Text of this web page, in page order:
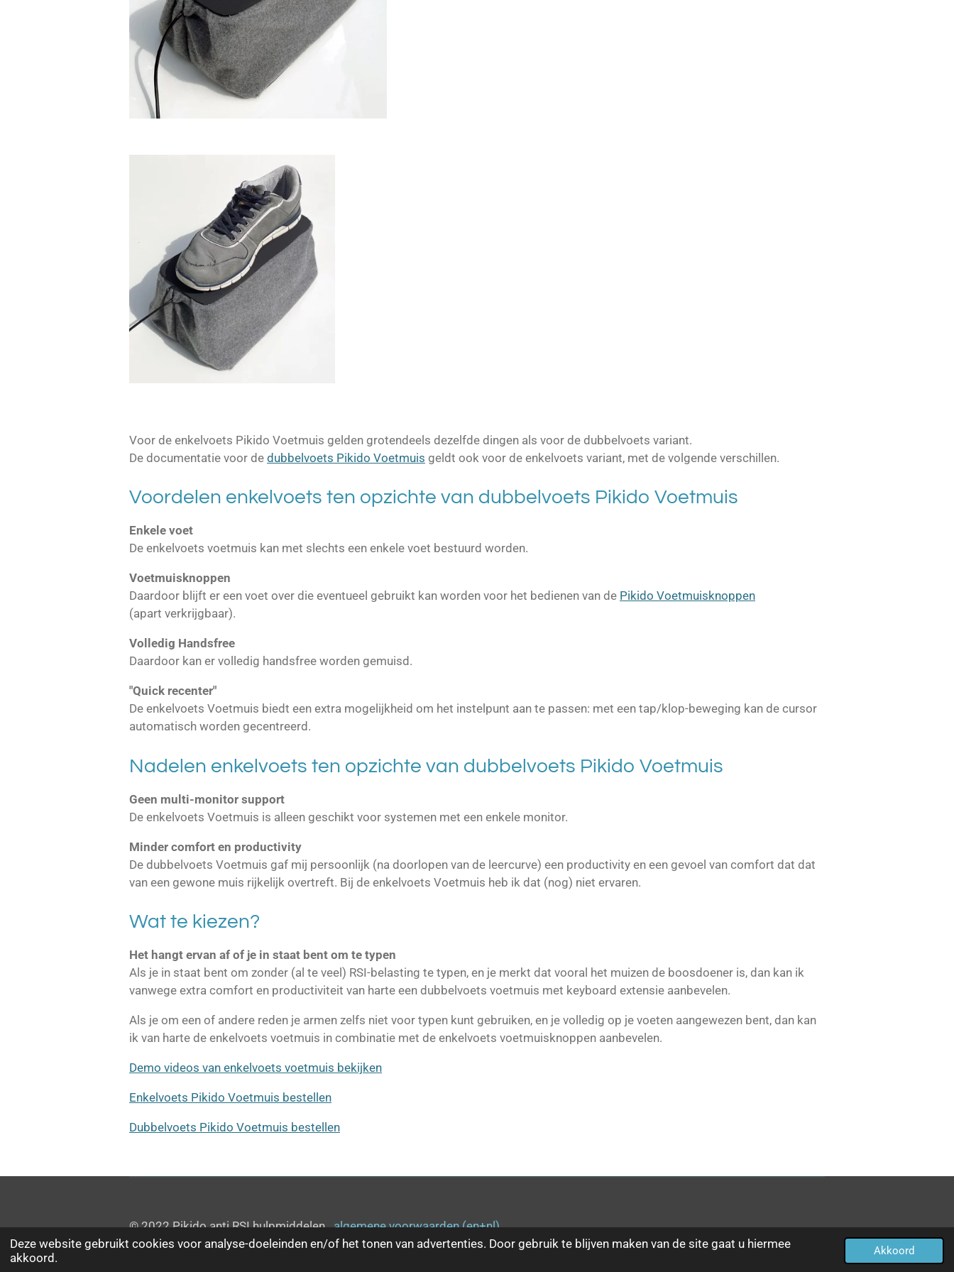
Deze website gebruikt cookies voor analyse-doeleinden en/of het tonen van advertenties. Door gebruik te blijven maken van de site gaat u hiermee
akkoord.
Akkoord
Voor de enkelvoets Pikido Voetmuis gelden grotendeels dezelfde dingen als voor de dubbelvoets variant.
De documentatie voor de dubbelvoets Pikido Voetmuis geldt ook voor de enkelvoets variant, met de volgende verschillen.
Voordelen enkelvoets ten opzichte van dubbelvoets Pikido Voetmuis
Enkele voet
De enkelvoets voetmuis kan met slechts een enkele voet bestuurd worden.
Voetmuisknoppen
Daardoor blijft er een voet over die eventueel gebruikt kan worden voor het bedienen van de Pikido Voetmuisknoppen
(apart verkrijgbaar).
Volledig Handsfree
Daardoor kan er volledig handsfree worden gemuisd.
"Quick recenter"
De enkelvoets Voetmuis biedt een extra mogelijkheid om het instelpunt aan te passen: met een tap/klop-beweging kan de cursor
automatisch worden gecentreerd.
Nadelen enkelvoets ten opzichte van dubbelvoets Pikido Voetmuis
Geen multi-monitor support
De enkelvoets Voetmuis is alleen geschikt voor systemen met een enkele monitor.
Minder comfort en productivity
De dubbelvoets Voetmuis gaf mij persoonlijk (na doorlopen van de leercurve) een productivity en een gevoel van comfort dat dat
van een gewone muis rijkelijk overtreft. Bij de enkelvoets Voetmuis heb ik dat (nog) niet ervaren.
Wat te kiezen?
Het hangt ervan af of je in staat bent om te typen
Als je in staat bent om zonder (al te veel) RSI-belasting te typen, en je merkt dat vooral het muizen de boosdoener is, dan kan ik
vanwege extra comfort en productiviteit van harte een dubbelvoets voetmuis met keyboard extensie aanbevelen.
Als je om een of andere reden je armen zelfs niet voor typen kunt gebruiken, en je volledig op je voeten aangewezen bent, dan kan
ik van harte de enkelvoets voetmuis in combinatie met de enkelvoets voetmuisknoppen aanbevelen.
Demo videos van enkelvoets voetmuis bekijken
Enkelvoets Pikido Voetmuis bestellen
Dubbelvoets Pikido Voetmuis bestellen
© 2022 Pikido anti RSI hulpmiddelenalgemene voorwaarden (en+nl)